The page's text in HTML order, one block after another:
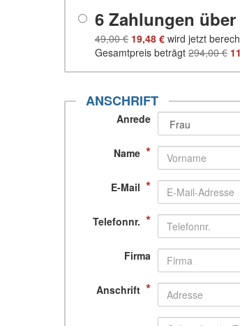
6 Zahlungen über
49,00 € 19,48 € wird jetzt
Gesamtpreis beträgt 294,00 €
ANSCHRIFT
Anrede
Name *
E-Mail *
Telefonnr. *
Firma
Anschrift *